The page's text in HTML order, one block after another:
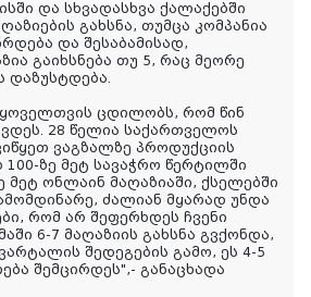
და სხვადასხვა ქალაქებში
გახსნა, თუმცა კომპანია
და შესაბამისად,
გაიხსნება თუ 5, რაც მეორე
ყოველთვის ცდილობს, რომ წინ
28 წელია საქართველოს
ვაგზალზე პროდუქციის
100-ზე მეტ სავაჭრო წერტილში
მეტ ონლაინ მაღაზიაში, ქსელებში
ძალიან მყარად უნდა
რომ არ შეფერხდეს ჩვენი
6-7 მაღაზიის გახსნა გვქონდა,
შედეგების გამო, ეს 4-5
შემცირდეს",- განაცხადა